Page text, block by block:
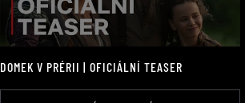
DOMEK V PRÉRII | OFICIÁLNÍ TEASER